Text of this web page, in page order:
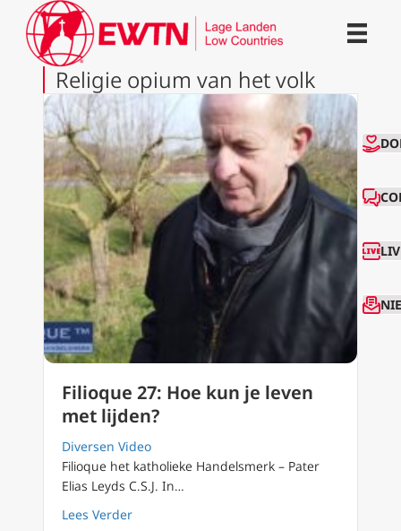
Religie opium van het volk
Filioque 27: Hoe kun je leven
met lijden?
Diversen Video
Filioque het katholieke Handelsmerk – Pater
Elias Leyds C.S.J. In…
Lees Verderabout Filioque 27: Hoe kun je leven met